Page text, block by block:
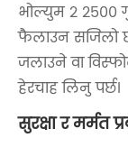
भोल्युम 2 2500
फैलाउन सजिलो
जलाउने वा
हेरचाह लिनु पर्छ।
सुरक्षा र मर्मत